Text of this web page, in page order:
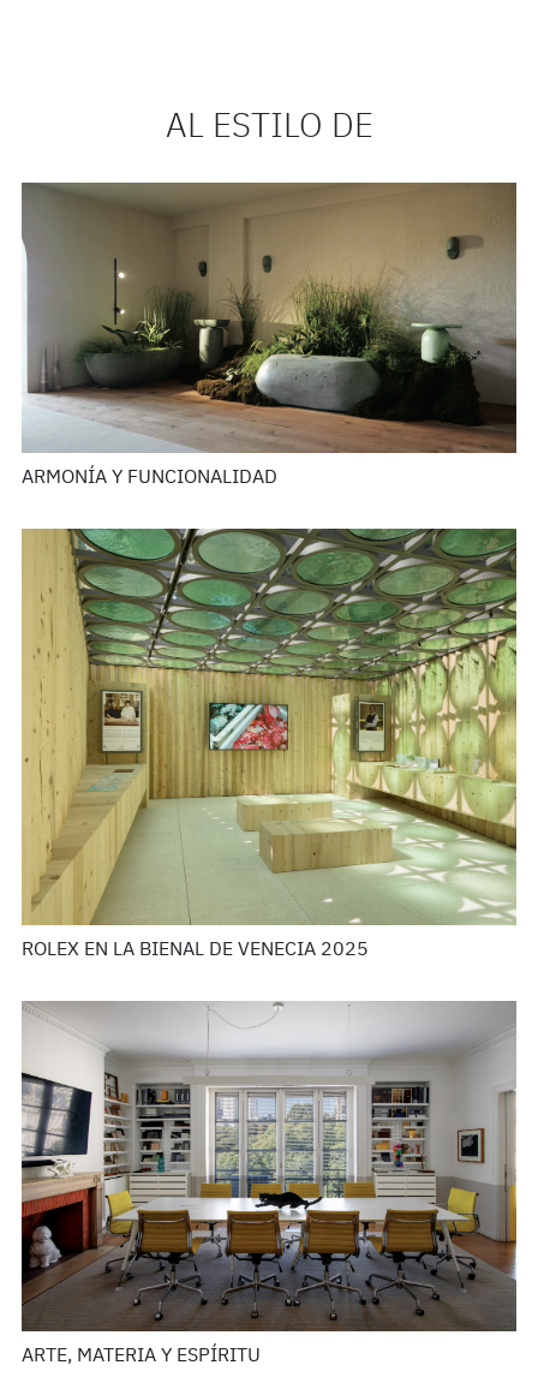
AL ESTILO DE
ARMONÍA Y FUNCIONALIDAD
ROLEX EN LA BIENAL DE VENECIA 2025
ARTE, MATERIA Y ESPÍRITU